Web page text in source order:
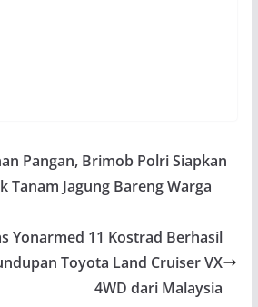
Pangan, Brimob Polri Siapkan
Tanam Jagung Bareng Warga
Yonarmed 11 Kostrad Berhasil
Toyota Land Cruiser VX
4WD dari Malaysia